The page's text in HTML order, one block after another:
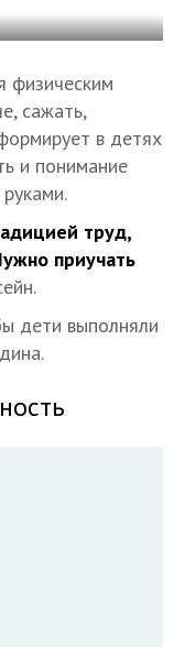
физическим
сажать,
в детях
и понимание
труд,
приучать
дети выполняли